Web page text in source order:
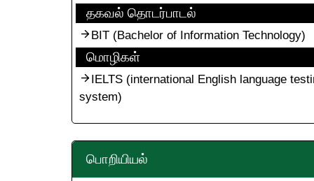
தகவல் தொடர்பாடல்
BIT (Bachelor of Information Technology)
மொழிகள்
IELTS (international English language
system)
பொறியியல்